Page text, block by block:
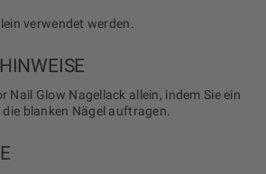
verwendet werden.
Nail Glow Nagellack allein, indem Sie ein
blanken Nägel auftragen.